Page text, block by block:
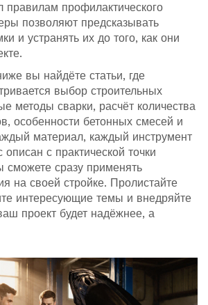
правилам профилактического
позволяют предсказывать
и устранять их до того, как они
вы найдёте статьи, где
выбор строительных
методы сварки, расчёт количества
особенности бетонных смесей и
материал, каждый инструмент
с практической точки
сможете сразу применять
на своей стройке. Пролистайте
интересующие темы и внедряйте
проект будет надёжнее, а